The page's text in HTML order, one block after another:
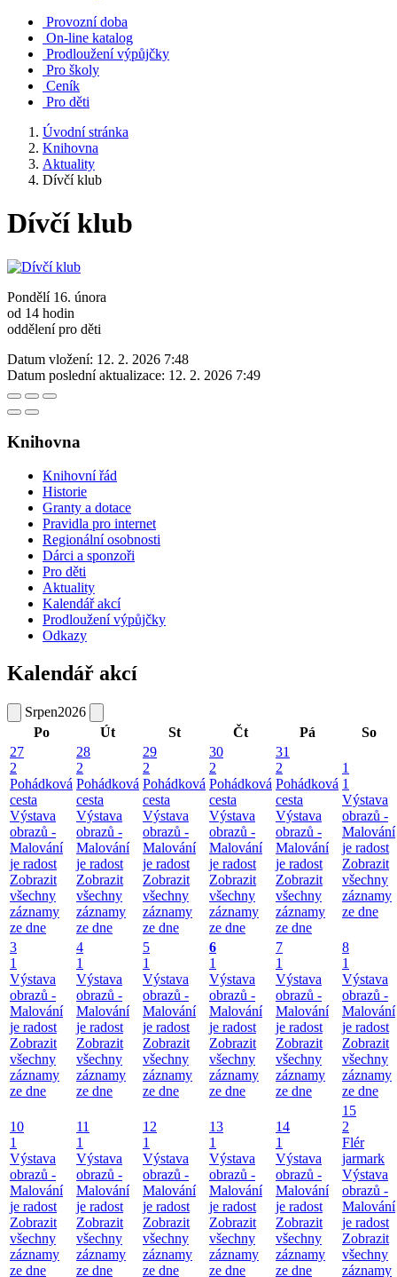
Provozní doba
On-line katalog
Prodloužení výpůjčky
Pro školy
Ceník
Pro děti
Úvodní stránka
Knihovna
Aktuality
Dívčí klub
Dívčí klub
Pondělí 16. února
od 14 hodin
oddělení pro děti
Datum vložení: 12. 2. 2026 7:48
Datum poslední aktualizace: 12. 2. 2026 7:49
Knihovna
Knihovní řád
Historie
Granty a dotace
Pravidla pro internet
Regionální osobnosti
Dárci a sponzoři
Pro děti
Aktuality
Kalendář akcí
Prodloužení výpůjčky
Odkazy
Kalendář akcí
Srpen2026
Po
Út St Čt Pá
So
27
2
Pohádková
cesta
Výstava
obrazů -
Malování
je radost
Zobrazit
všechny
záznamy
ze dne
28
2
Pohádková
cesta
Výstava
obrazů -
Malování
je radost
Zobrazit
všechny
záznamy
ze dne
29
2
Pohádková
cesta
Výstava
obrazů -
Malování
je radost
Zobrazit
všechny
záznamy
ze dne
30
2
Pohádková
cesta
Výstava
obrazů -
Malování
je radost
Zobrazit
všechny
záznamy
ze dne
31
2
Pohádková
cesta
Výstava
obrazů -
Malování
je radost
Zobrazit
všechny
záznamy
ze dne
1
1
Výstava
obrazů -
Malování
je radost
Zobrazit
všechny
záznamy
ze dne
3
1
Výstava
obrazů -
Malování
je radost
Zobrazit
všechny
záznamy
ze dne
4
1
Výstava
obrazů -
Malování
je radost
Zobrazit
všechny
záznamy
ze dne
5
1
Výstava
obrazů -
Malování
je radost
Zobrazit
všechny
záznamy
ze dne
6
1
Výstava
obrazů -
Malování
je radost
Zobrazit
všechny
záznamy
ze dne
7
1
Výstava
obrazů -
Malování
je radost
Zobrazit
všechny
záznamy
ze dne
8
1
Výstava
obrazů -
Malování
je radost
Zobrazit
všechny
záznamy
ze dne
10
1
Výstava
obrazů -
Malování
je radost
Zobrazit
všechny
záznamy
ze dne
11
1
Výstava
obrazů -
Malování
je radost
Zobrazit
všechny
záznamy
ze dne
12
1
Výstava
obrazů -
Malování
je radost
Zobrazit
všechny
záznamy
ze dne
13
1
Výstava
obrazů -
Malování
je radost
Zobrazit
všechny
záznamy
ze dne
14
1
Výstava
obrazů -
Malování
je radost
Zobrazit
všechny
záznamy
ze dne
15
2
Flér
jarmark
Výstava
obrazů -
Malování
je radost
Zobrazit
všechny
záznamy